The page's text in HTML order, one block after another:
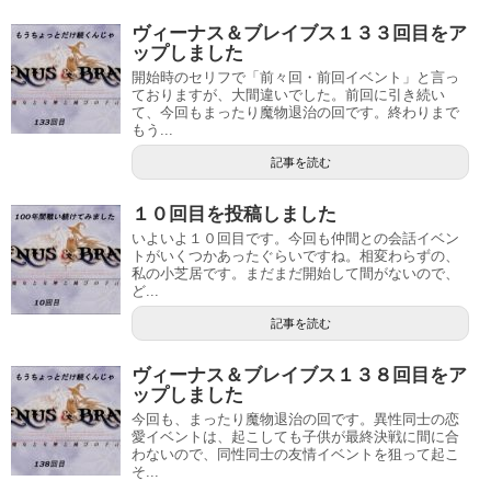
ヴィーナス＆ブレイブス１３３回目をア
ップしました
開始時のセリフで「前々回・前回イベント」と言っ
ておりますが、大間違いでした。前回に引き続い
て、今回もまったり魔物退治の回です。終わりまで
もう...
記事を読む
１０回目を投稿しました
いよいよ１０回目です。今回も仲間との会話イベン
トがいくつかあったぐらいですね。相変わらずの、
私の小芝居です。まだまだ開始して間がないので、
ど...
記事を読む
ヴィーナス＆ブレイブス１３８回目をア
ップしました
今回も、まったり魔物退治の回です。異性同士の恋
愛イベントは、起こしても子供が最終決戦に間に合
わないので、同性同士の友情イベントを狙って起こ
そ...